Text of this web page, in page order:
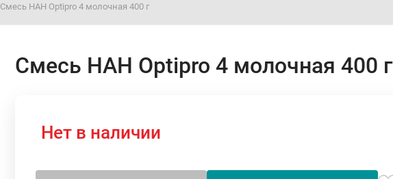
Смесь НАН Optipro 4 молочная 400 г
Смесь НАН Optipro 4 молочная 400 г
Нет в наличии